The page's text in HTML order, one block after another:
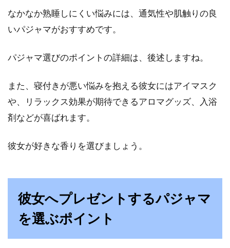
なかなか熟睡しにくい悩みには、通気性や肌触りの良
いパジャマがおすすめです。
パジャマ選びのポイントの詳細は、後述しますね。
また、寝付きが悪い悩みを抱える彼女にはアイマスク
や、リラックス効果が期待できるアロマグッズ、入浴
剤などが喜ばれます。
彼女が好きな香りを選びましょう。
彼女へプレゼントするパジャマ
を選ぶポイント